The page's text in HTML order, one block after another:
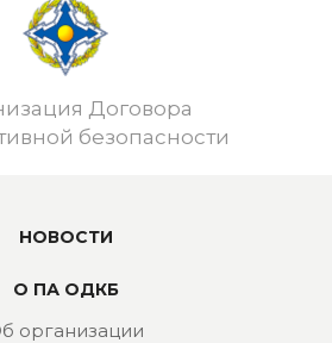
Договора
безопасности
НОВОСТИ
О ПА ОДКБ
организации